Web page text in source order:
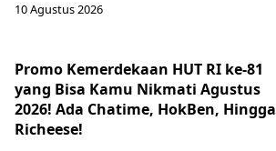
10 Agustus 2026
Promo Kemerdekaan HUT RI ke-81
yang Bisa Kamu Nikmati Agustus
2026! Ada Chatime, HokBen, Hingga
Richeese!